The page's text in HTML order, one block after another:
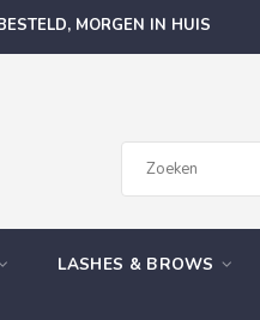
MORGEN IN HUIS
LASHES & BROWS